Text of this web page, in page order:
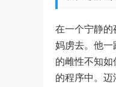
在一个宁静
妈虏去。他
的雌性不知
的程序中。